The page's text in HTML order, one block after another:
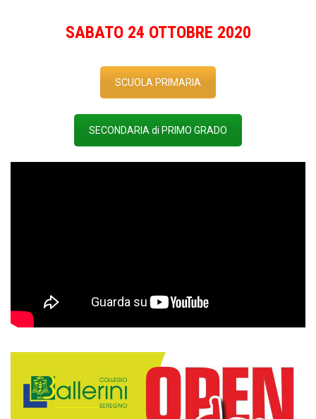
SABATO 24 OTTOBRE 2020
SCUOLA PRIMARIA
SECONDARIA di PRIMO GRADO